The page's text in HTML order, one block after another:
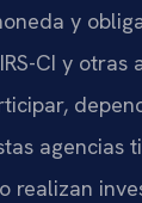
y
CI y otras
agencias
realizan